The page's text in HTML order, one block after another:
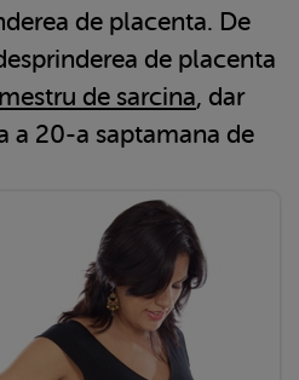
de placenta. De
de placenta
de sarcina, dar
a 20-a saptamana de